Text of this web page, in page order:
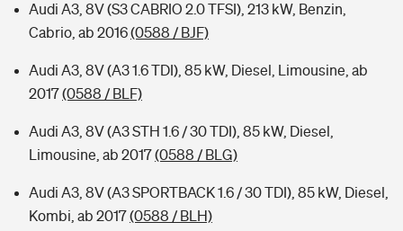
Audi A3, 8V (S3 CABRIO 2.0 TFSI), 213 kW, Benzin,
Cabrio, ab 2016(0588 / BJF)
Audi A3, 8V (A3 1.6 TDI), 85 kW, Diesel, Limousine, ab
2017(0588 / BLF)
Audi A3, 8V (A3 STH 1.6 / 30 TDI), 85 kW, Diesel,
Limousine, ab 2017(0588 / BLG)
Audi A3, 8V (A3 SPORTBACK 1.6 / 30 TDI), 85 kW, Diesel,
Kombi, ab 2017(0588 / BLH)